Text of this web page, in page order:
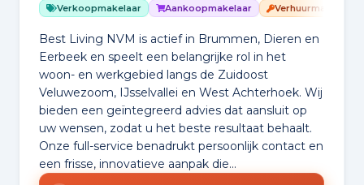
Verkoopmakelaar Aankoopmakelaar Verhuurmakelaar
Best Living NVM is actief in Brummen, Dieren en
Eerbeek en speelt een belangrijke rol in het
woon- en werkgebied langs de Zuidoost
Veluwezoom, IJsselvallei en West Achterhoek. Wij
bieden een geïntegreerd advies dat aansluit op
uw wensen, zodat u het beste resultaat behaalt.
Onze full-service benadrukt persoonlijk contact en
een frisse, innovatieve aanpak die...